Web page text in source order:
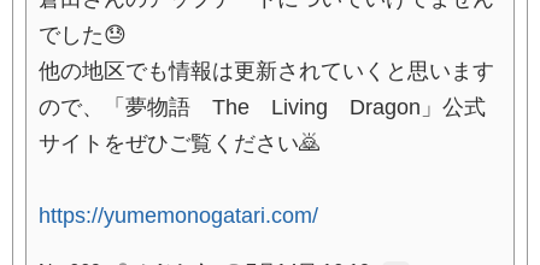
でした😓
他の地区でも情報は更新されていくと思います
ので、「夢物語 The Living Dragon」公式
サイトをぜひご覧ください🙇
https://yumemonogatari.com/